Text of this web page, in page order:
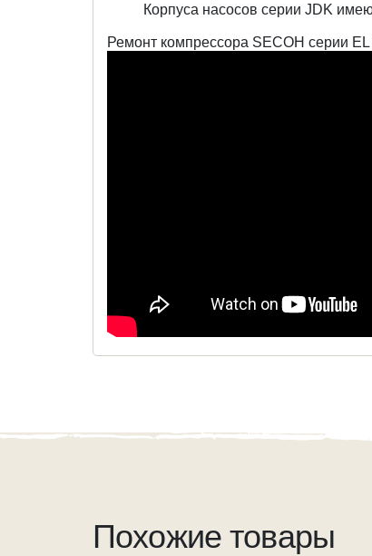
Корпуса насосов серии JDK
Ремонт компрессора SECOH серии EL
Похожие товары